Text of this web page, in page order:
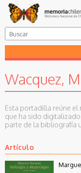
Wacquez,
Esta portadilla reúne
que ha sido
parte de la bibliografía
Artículo